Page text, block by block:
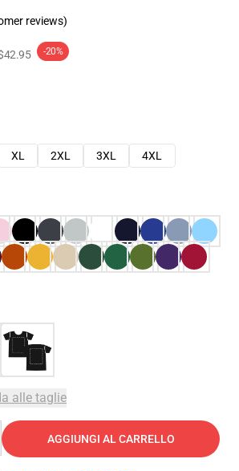
reviews)
-20%
XL 2XL 3XL
4XL
alle taglie
AGGIUNGI AL CARRELLO